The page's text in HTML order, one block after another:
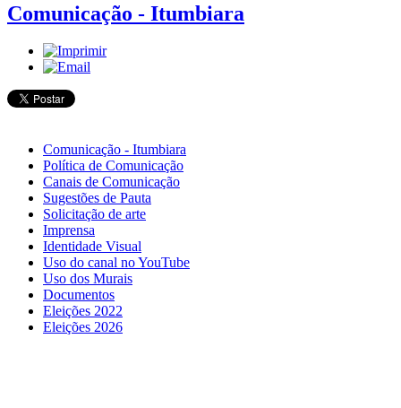
Comunicação - Itumbiara
Comunicação - Itumbiara
Política de Comunicação
Canais de Comunicação
Sugestões de Pauta
Solicitação de arte
Imprensa
Identidade Visual
Uso do canal no YouTube
Uso dos Murais
Documentos
Eleições 2022
Eleições 2026